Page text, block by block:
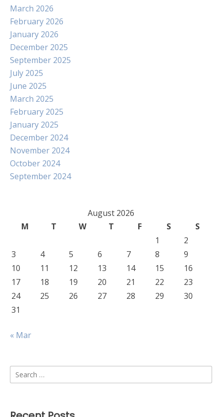
March 2026
February 2026
January 2026
December 2025
September 2025
July 2025
June 2025
March 2025
February 2025
January 2025
December 2024
November 2024
October 2024
September 2024
August 2026
M
T W T F S
S
1
2
3
4 5 6 7 8
9
10
11 12 13 14 15
16
17
18 19 20 21 22
23
24
25 26 27 28 29
30
31
« Mar
Search
for: